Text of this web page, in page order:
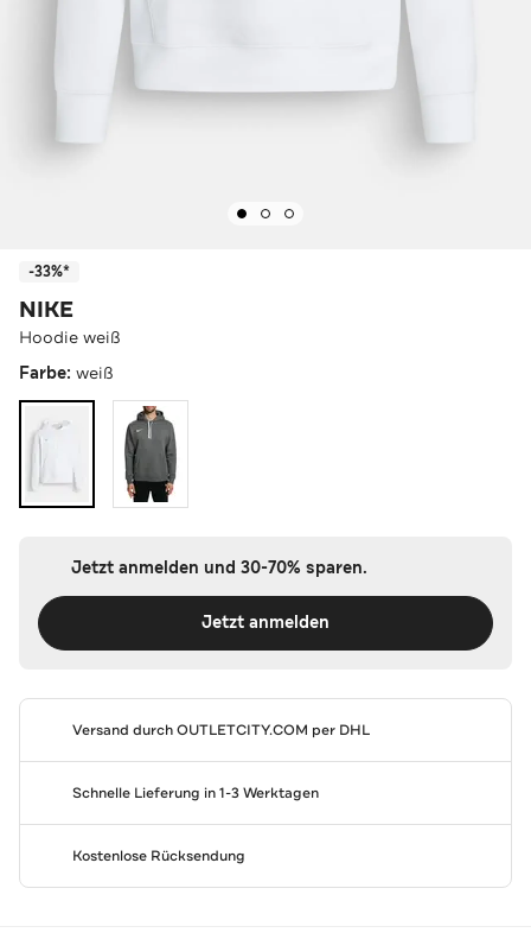
-33%*
NIKE
Hoodie weiß
Farbe: weiß
Jetzt anmelden und 30-70% sparen.
Jetzt anmelden
Versand durchOUTLETCITY.COM per DHL
Schnelle Lieferung in 1-3 Werktagen
Kostenlose Rücksendung